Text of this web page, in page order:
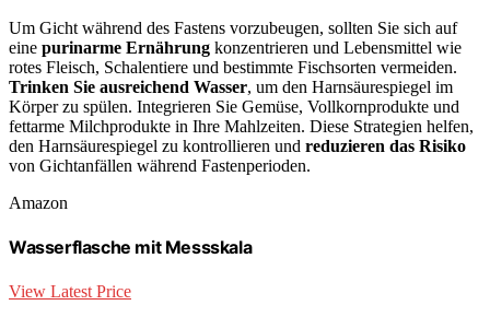
Um Gicht während des Fastens vorzubeugen, sollten Sie sich auf
eine purinarme Ernährung konzentrieren und Lebensmittel wie
rotes Fleisch, Schalentiere und bestimmte Fischsorten vermeiden.
Trinken Sie ausreichend Wasser, um den Harnsäurespiegel im
Körper zu spülen. Integrieren Sie Gemüse, Vollkornprodukte und
fettarme Milchprodukte in Ihre Mahlzeiten. Diese Strategien helfen,
den Harnsäurespiegel zu kontrollieren und reduzieren das Risiko
von Gichtanfällen während Fastenperioden.
Amazon
Wasserflasche mit Messskala
View Latest Price